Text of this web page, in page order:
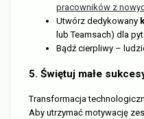
pracowników z
Utwórz dedykowany
lub Teamsach) dla
Bądź cierpliwy –
5. Świętuj małe
Transformacja
Aby utrzymać motywację